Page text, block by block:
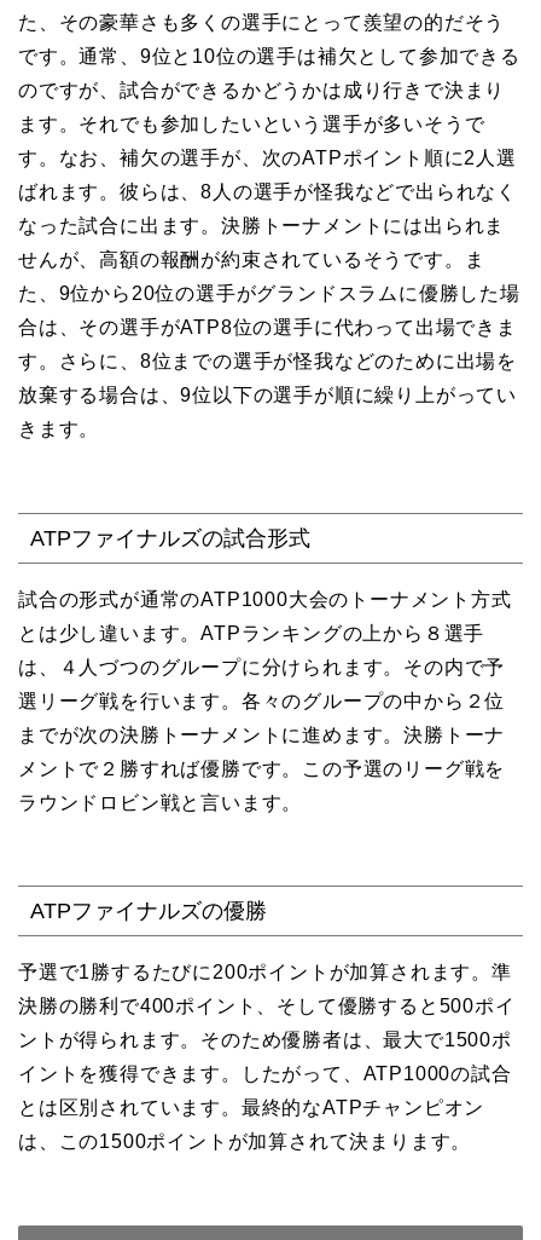
た、その豪華さも多くの選手にとって羨望の的だそう
です。通常、9位と10位の選手は補欠として参加できる
のですが、試合ができるかどうかは成り行きで決まり
ます。それでも参加したいという選手が多いそうで
す。なお、補欠の選手が、次のATPポイント順に2人選
ばれます。彼らは、8人の選手が怪我などで出られなく
なった試合に出ます。決勝トーナメントには出られま
せんが、高額の報酬が約束されているそうです。ま
た、9位から20位の選手がグランドスラムに優勝した場
合は、その選手がATP8位の選手に代わって出場できま
す。さらに、8位までの選手が怪我などのために出場を
放棄する場合は、9位以下の選手が順に繰り上がってい
きます。
ATPファイナルズの試合形式
試合の形式が通常のATP1000大会のトーナメント方式
とは少し違います。ATPランキングの上から８選手
は、４人づつのグループに分けられます。その内で予
選リーグ戦を行います。各々のグループの中から２位
までが次の決勝トーナメントに進めます。決勝トーナ
メントで２勝すれば優勝です。この予選のリーグ戦を
ラウンドロビン戦と言います。
ATPファイナルズの優勝
予選で1勝するたびに200ポイントが加算されます。準
決勝の勝利で400ポイント、そして優勝すると500ポイ
ントが得られます。そのため優勝者は、最大で1500ポ
イントを獲得できます。したがって、ATP1000の試合
とは区別されています。最終的なATPチャンピオン
は、この1500ポイントが加算されて決まります。